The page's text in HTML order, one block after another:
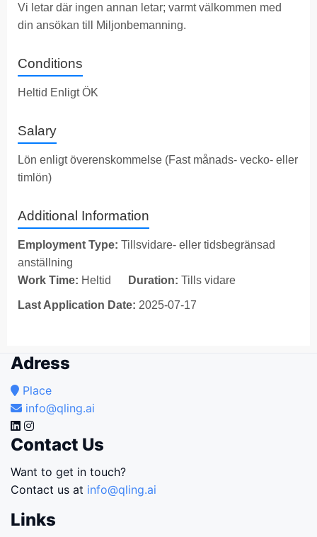
Vi letar där ingen annan letar; varmt välkommen med
din ansökan till Miljonbemanning.
Conditions
Heltid Enligt ÖK
Salary
Lön enligt överenskommelse (Fast månads- vecko- eller
timlön)
Additional Information
Employment Type: Tillsvidare- eller tidsbegränsad
anställning
Work Time: Heltid Duration: Tills vidare
Last Application Date: 2025-07-17
Adress
Place
info@qling.ai
Contact Us
Want to get in touch?
Contact us at info@qling.ai
Links